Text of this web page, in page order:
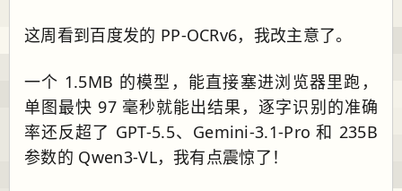
这周看到百度发的 PP-OCRv6，我改主意了。
一个 1.5MB 的模型，能直接塞进浏览器里跑，
单图最快 97 毫秒就能出结果，逐字识别的准确
率还反超了 GPT-5.5、Gemini-3.1-Pro 和 235B
参数的 Qwen3-VL，我有点震惊了！